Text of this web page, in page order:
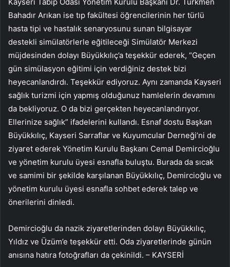
Bahadır Arıkan ise tıp fakültesi öğrencilerinin her türlü
hasta tipi ve hastalık senaryosunu sunan bilgisayar
destekli simülatörlerle eğitileceği Simülatör Merkezi
müjdesinden dolayı Büyükkılıç’a teşekkür ederek, “Geçen
gün simülasyon eğitimi için verdiğiniz destek bizi
heyecanlandırdı. Teşekkür ediyoruz. Aynı zamanda Kayseri
sağlık turizmi için yapmış olduğunuz hamlelerin devamını
da bekliyoruz. O da bizi gerçekten heyecanlandırıyor.
Ellerinize sağlık” ifadelerini kullandı. Esnaf dostu Başkan
Büyükkılıç, Kayseri Sarraflar ve Kuyumcular Derneği’ni de
ziyaret ederek Yönetim Kurulu Başkanı Cemal Demircioğlu
ve yönetim kurulu üyesi esnafla buluştu. Burada da sıcak
ve samimi bir şekilde karşılanan Büyükkılıç, Demircioğlu ve
yönetim kurulu üyesi esnafla sohbet ederek talep ve
önerilerini dinledi.
Demircioğlu da nazik ziyaretlerinden dolayı Büyükkılıç,
Yıldız ve Üzüm’e teşekkür etti. Oda ziyaretlerinde günün
anısına hatıra fotoğrafları da çekinildi. – KAYSERİ